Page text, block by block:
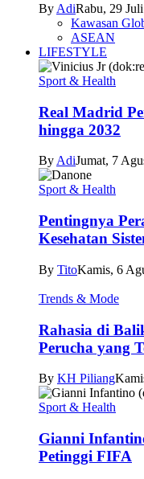
By AdiRabu, 29
Kawasan
ASEAN
LIFESTYLE
Sport & Health
Real Madrid
hingga 2032
ByAdiJumat, 7
Sport & Health
Pentingnya
Kesehatan
By TitoKamis, 6
Trends & Mode
Rahasia di
Perucha yang
By KH Piliang
Sport & Health
Gianni
Petinggi FIFA